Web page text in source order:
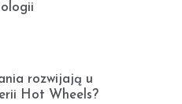
rozwijają u
Hot Wheels?